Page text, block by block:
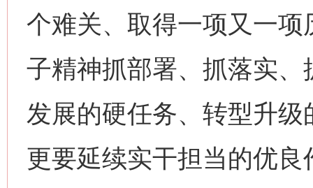
个难关、取得一项又一
子精神抓部署、抓落实、
发展的硬任务、转型升
更要延续实干担当的优